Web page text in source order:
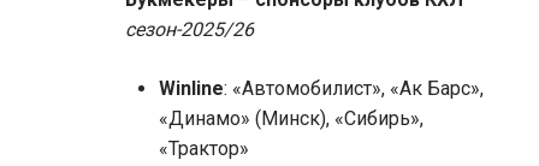
сезон-2025/26
Winline: «Автомобилист», «Ак Барс»,
«Динамо» (Минск), «Сибирь»,
«Трактор»